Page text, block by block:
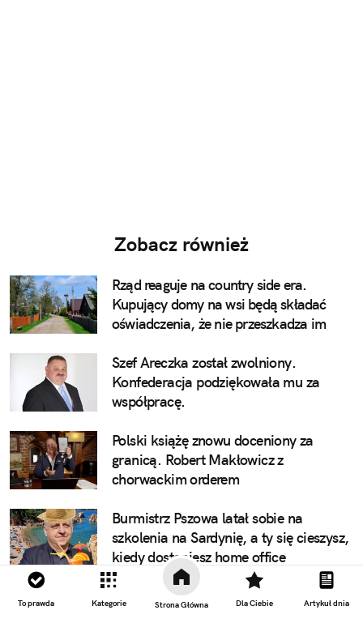
To prawda Kategorie Strona Główna Dla Ciebie Artykuł dnia
Zobacz również
Rząd reaguje na country side era.
Kupujący domy na wsi będą składać
oświadczenia, że nie przeszkadza im
Szef Areczka został zwolniony.
Konfederacja podziękowała mu za
współpracę.
Polski książę znowu doceniony za
granicą. Robert Makłowicz z
chorwackim orderem
Burmistrz Pszowa latał sobie na
szkolenia na Sardynię, a ty się cieszysz,
kiedy dostaniesz home office
Szczodry szczebrzeszyński burmistrz